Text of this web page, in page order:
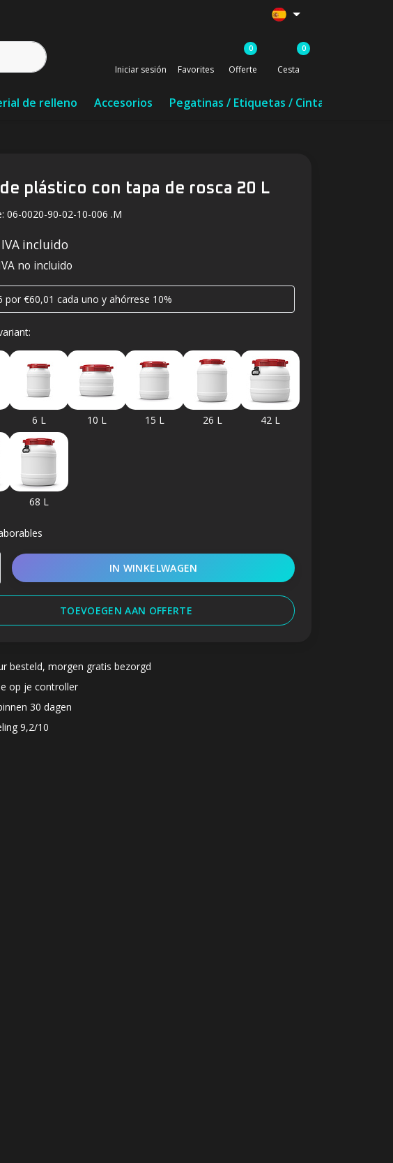
Iniciar sesión Favorites
0
Offerte
0
Cesta
de relleno Accesorios Pegatinas / Etiquetas / Cinta
plástico con tapa de rosca 20 L
06-0020-90-02-10-006 .M
IVA incluido
no incluido
por €60,01 cada uno y ahórrese 10%
6 L 10 L 15 L 26 L 42 L
68 L
IN WINKELWAGEN
TOEVOEGEN AAN OFFERTE
besteld, morgen gratis bezorgd
op je controller
30 dagen
9,2/10